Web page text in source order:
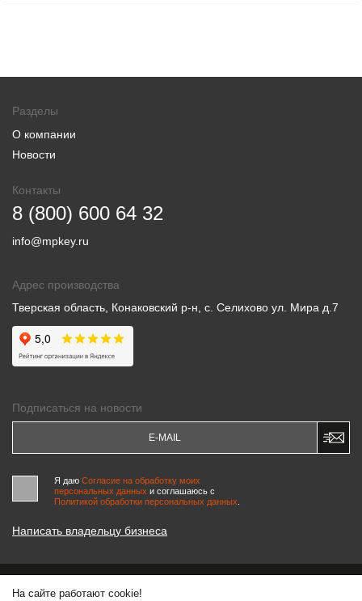
Разделы
О компании
Новости
Контакты
8 (800) 600 64 32
info@mpkey.ru
Адрес производства
Тверская область, Конаковский р-н, с. Селихово ул. Мира д.7
Подписаться на новости
Я даю Согласие на обработку моих
персональных данных и соглашаюсь c
Политикой обработки персональных данных
Написать владельцу бизнеса
© 2000-2026 «МАСТЕРСКИЕ ПИНЧУКА»
На сайте работают cookie!